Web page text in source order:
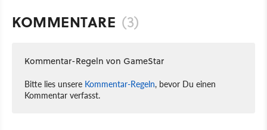
KOMMENTARE (3)
Kommentar-Regeln von GameStar
Bitte lies unsere Kommentar-Regeln, bevor Du einen
Kommentar verfasst.